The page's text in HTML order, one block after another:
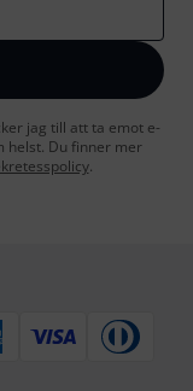
jag till att ta emot e-
helst. Du finner mer
.